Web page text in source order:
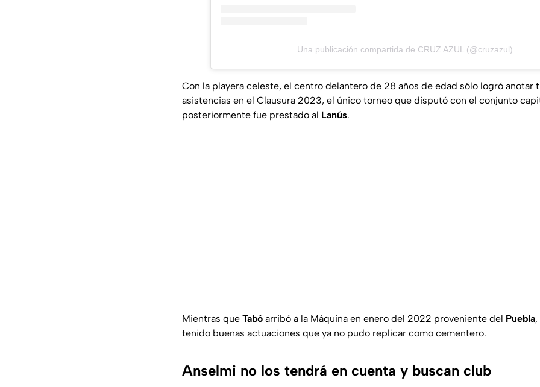
Una publicación compartida de CRUZ AZUL (@cruzazul)
Con la playera celeste, el centro delantero de 28 años de edad sólo logró anotar
asistencias en el Clausura 2023, el único torneo que disputó con el conjunto
posteriormente fue prestado al Lanús.
Mientras que Tabó arribó a la Máquina en enero del 2022 proveniente del Puebla
tenido buenas actuaciones que ya no pudo replicar como cementero.
Anselmi no los tendrá en cuenta y buscan club